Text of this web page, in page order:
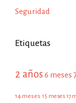
Seguridad
Etiquetas
2 años 6 meses
14 meses 15 meses 17